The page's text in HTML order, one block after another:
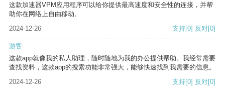
这款加速器VPM应用程序可以给你提供最高速度和安全性的连接，并帮
助你在网络上自由移动。
2024-12-26
支持[0] 反对[0]
游客
这款app就像我的私人助理，随时随地为我的办公提供帮助。我经常需要
查找资料，这款app的搜索功能非常强大，能够快速找到我需要的信息。
2024-12-26
支持[0] 反对[0]